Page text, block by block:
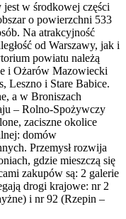
w środkowej części
o powierzchni 533
Na atrakcyjność
od Warszawy, jak i
powiatu należą
i Ożarów Mazowiecki
Leszno i Stare Babice.
a w Broniszach
– Rolno-Spożywczy
zaciszne okolice
domów
Przemysł rozwija
gdzie mieszczą się
zakupów są: 2 galerie
drogi krajowe: nr 2
i nr 92 (Rzepin –